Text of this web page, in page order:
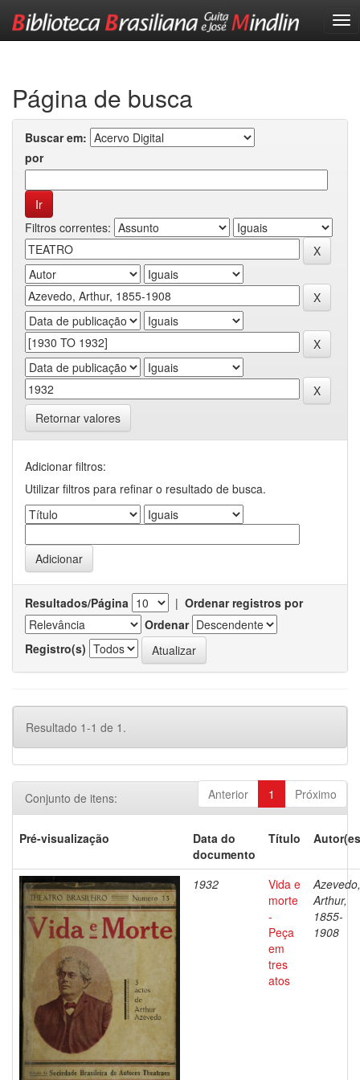
Página de busca
Buscar em:
por
Filtros correntes:
Retornar valores
Adicionar filtros:
Utilizar filtros para refinar o resultado de busca.
Resultados/Página | Ordenar registros por
Ordenar
Registro(s)
Resultado 1-1 de 1.
Anterior 1 Próximo
Conjunto de itens:
Pré-visualização
Data do
documento
Título
1932
Vida e
morte
-
Peça
em
tres
atos
Azevedo,
Arthur,
1855-
1908